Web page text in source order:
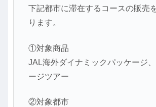
下記都市に滞在するコースの販売
ります。
①対象商品
JAL海外ダイナミックパッケージ
ージツアー
②対象都市